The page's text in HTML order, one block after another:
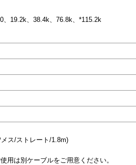
、19.2k、38.4k、76.8k、*115.2k
ス/ストレート/1.8m)
用は別ケーブルをご用意ください。